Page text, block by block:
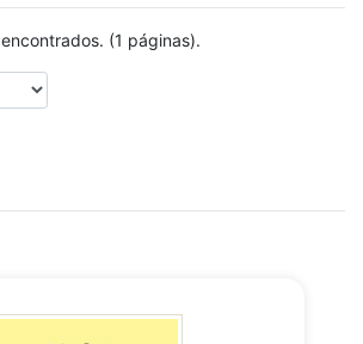
encontrados. (1 páginas).